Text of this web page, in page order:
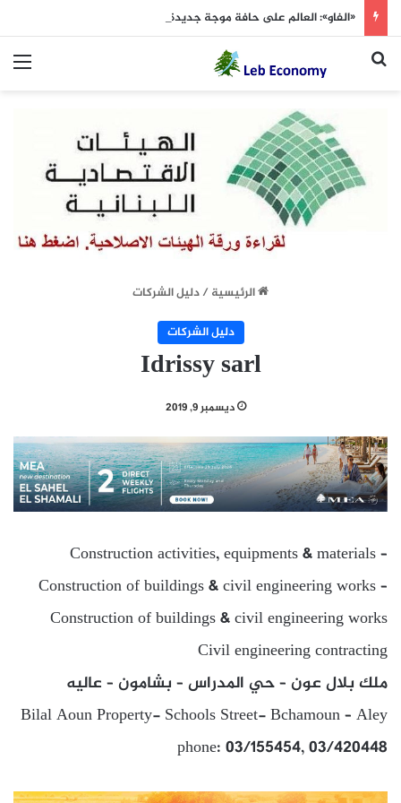
«الفاو»: العالم على حافة موجة جديدة من ارتفاع أسعار الغذاء
بحث عن
الرئيسية/دليل الشركات
دليل الشركات
Idrissy sarl
ديسمبر 9, 2019
Construction activities, equipments & materials –
Construction of buildings & civil engineering works –
Construction of buildings & civil engineering works
Civil engineering contracting
ملك بلال عون – حي المدراس – بشامون – عاليه
Bilal Aoun Property- Schools Street- Bchamoun – Aley
phone: 03/155454, 03/420448